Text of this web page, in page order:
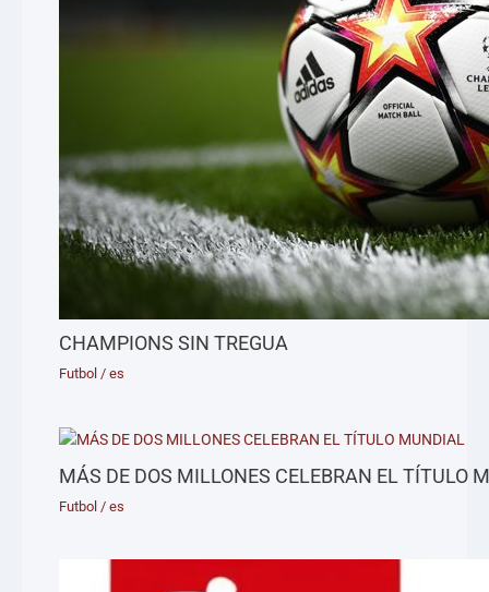
CHAMPIONS SIN TREGUA
Futbol /es
MÁS DE DOS MILLONES CELEBRAN EL TÍTULO
Futbol /es